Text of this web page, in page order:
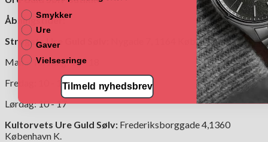
Åbningstider:
Strøgets Ure Guld Sølv:
Nygade 7, 1164 København K.
Man – Torsdag: 10 - 18
Fredag: 10 - 19
Lørdag: 10 - 17
Kultorvets Ure Guld Sølv: Frederiksborggade 4,1360
København K.
Smykker
Ure
Gaver
Vielsesringe
Tilmeld nyhedsbrev